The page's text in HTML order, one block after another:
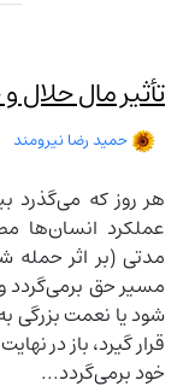
تأثیر مال حلال
حمید رضا نیرومند
هر روز که می‌گذرد
عملکرد انسان‌ها
مدتی (بر اثر حمله
مسیر حق برمی‌گردد
شود یا نعمت بزرگی
قرار گیرد، باز در
خود برمی‌گردد...